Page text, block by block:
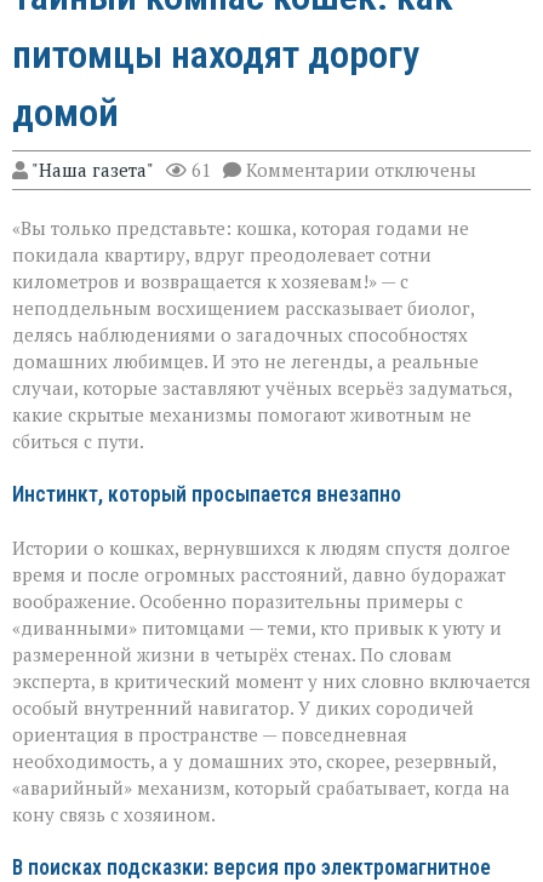
питомцы находят дорогу
домой
"Наша газета" 61 Комментарии к
записи
компас
кошек:
питомцы
находят
дорогу
домой
отключены
«Вы только представьте: кошка, которая годами не
покидала квартиру, вдруг преодолевает сотни
километров и возвращается к хозяевам!» — с
неподдельным восхищением рассказывает биолог,
делясь наблюдениями о загадочных способностях
домашних любимцев. И это не легенды, а реальные
случаи, которые заставляют учёных всерьёз задуматься,
какие скрытые механизмы помогают животным не
сбиться с пути.
Инстинкт, который просыпается внезапно
Истории о кошках, вернувшихся к людям спустя долгое
время и после огромных расстояний, давно будоражат
воображение. Особенно поразительны примеры с
«диванными» питомцами — теми, кто привык к уюту и
размеренной жизни в четырёх стенах. По словам
эксперта, в критический момент у них словно включается
особый внутренний навигатор. У диких сородичей
ориентация в пространстве — повседневная
необходимость, а у домашних это, скорее, резервный,
«аварийный» механизм, который срабатывает, когда на
кону связь с хозяином.
В поисках подсказки: версия про электромагнитное